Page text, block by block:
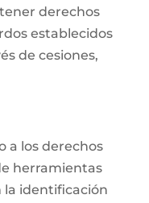
derechos
establecidos
de cesiones,
a los derechos
herramientas
identificación